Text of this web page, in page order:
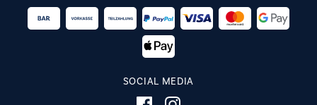
SOCIAL MEDIA